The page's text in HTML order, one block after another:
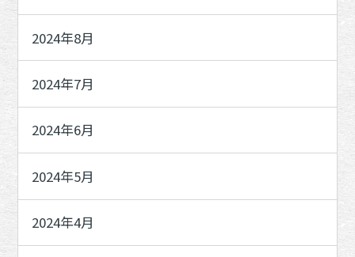
2024年8月
2024年7月
2024年6月
2024年5月
2024年4月